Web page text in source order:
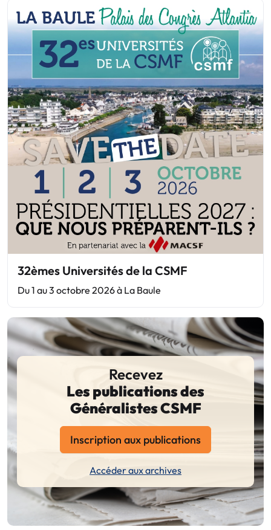
32èmes Universités de la CSMF
Du 1 au 3 octobre 2026 à La Baule
Recevez
Les publications des
Généralistes CSMF
Inscription aux publications
Accéder aux archives